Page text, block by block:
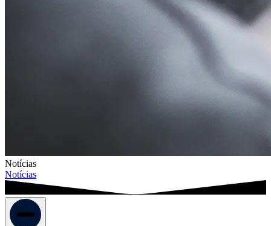
Notícias
Notícias